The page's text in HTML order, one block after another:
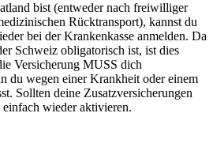
bist (entweder nach freiwilliger
Rücktransport), kannst du
bei der Krankenkasse anmelden. Da
Schweiz obligatorisch ist, ist dies
Versicherung MUSS dich
du wegen einer Krankheit oder einem
Sollten deine Zusatzversicherungen
einfach wieder aktivieren.